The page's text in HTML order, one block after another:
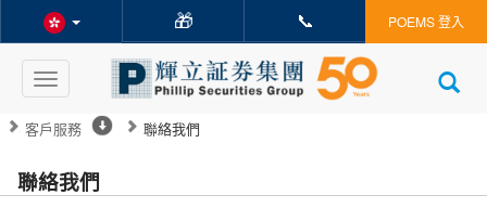
🎁 📞 POEMS 登入
Toggle
navigation
客戶服務 聯絡我們
聯絡我們